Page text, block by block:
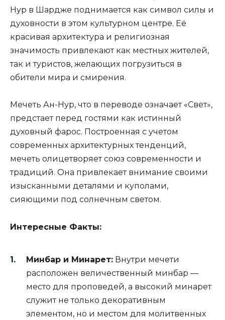
Нур в Шардже поднимается как символ силы и
духовности в этом культурном центре. Её
красивая архитектура и религиозная
значимость привлекают как местных жителей,
так и туристов, желающих погрузиться в
обители мира и смирения.
Мечеть Ан-Нур, что в переводе означает «Свет»,
предстает перед гостями как истинный
духовный фарос. Построенная с учетом
современных архитектурных тенденций,
мечеть олицетворяет союз современности и
традиций. Она привлекает внимание своими
изысканными деталями и куполами,
сияющими под солнечным светом.
Интересные Факты:
Минбар и Минарет: Внутри мечети
расположен величественный минбар —
место для проповедей, а высокий минарет
служит не только декоративным
элементом, но и местом для молитвенных